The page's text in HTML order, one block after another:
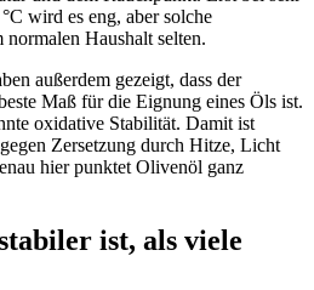
wird es eng, aber solche
Haushalt selten.
außerdem gezeigt, dass der
Maß für die Eignung eines Öls ist.
oxidative Stabilität. Damit ist
Zersetzung durch Hitze, Licht
hier punktet Olivenöl ganz
ist, als viele